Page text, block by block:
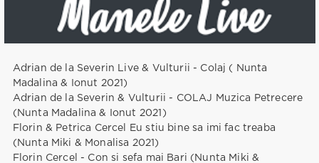
Adrian de la Severin Live & Vulturii - Colaj ( Nunta
Madalina & Ionut 2021)
Adrian de la Severin & Vulturii - COLAJ Muzica Petrecere
(Nunta Madalina & Ionut 2021)
Florin & Petrica Cercel Eu stiu bine sa imi fac treaba
(Nunta Miki & Monalisa 2021)
Florin Cercel - Con si sefa mai Bari (Nunta Miki &